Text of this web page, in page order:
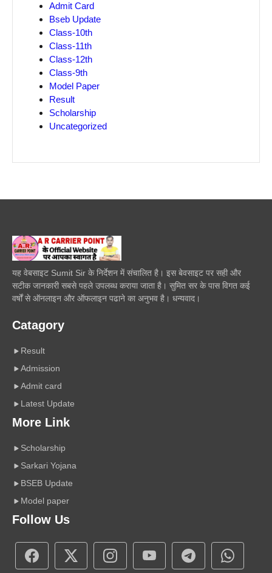
Admit Card
Bseb Update
Class-10th
Class-11th
Class-12th
Class-9th
Model Paper
Result
Scholarship
Uncategorized
यह वेबसाइट Sumit Sir के निर्देशन में संचालित है। इस बेवसाइट पर सही और
सटीक जानकारी सबसे पहले उपलब्ध कराया जाता है। सुमित सर के पास विगत कई
वर्षों से ऑनलाइन और ऑफलाइन पढाने का अनुभव है। धन्यवाद।
Catagory
Result
Admission
Admit card
Latest Update
More Link
Scholarship
Sarkari Yojana
BSEB Update
Model paper
Follow Us